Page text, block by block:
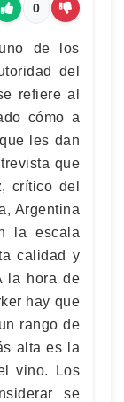
0
de los
del
refiere al
cómo a
les dan
que
crítico del
Argentina
la escala
calidad y
la hora de
hay que
rango de
alta es la
vino. Los
se